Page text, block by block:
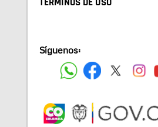
TÉRMINOS DE USO
Síguenos: